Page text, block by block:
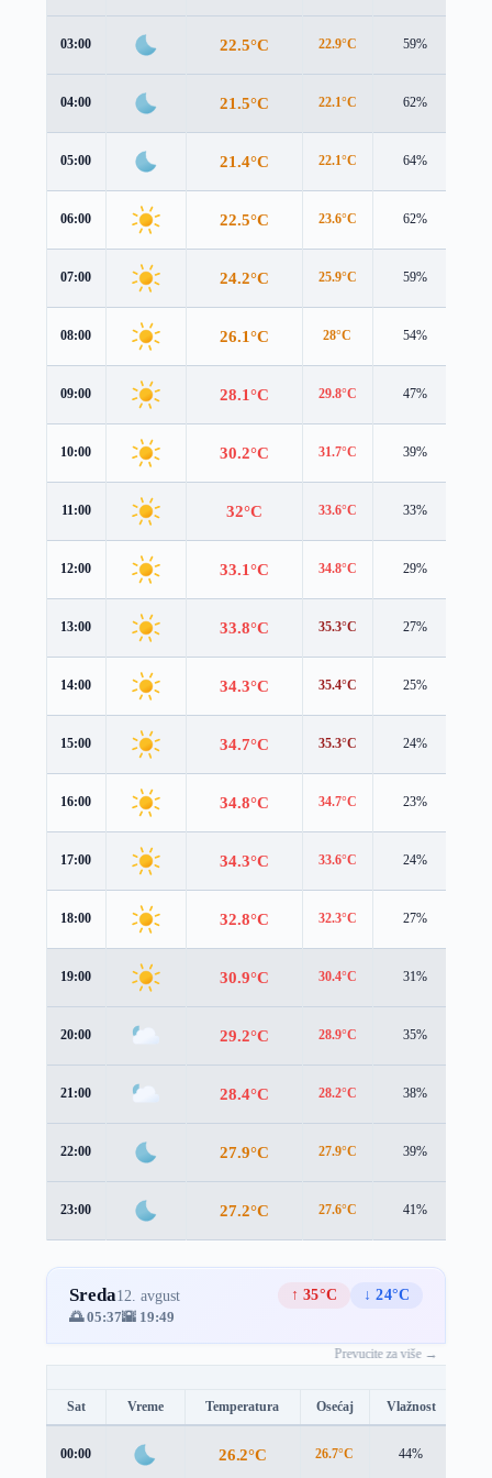
03:00 22.5°C 22.9°C 59%
04:00 21.5°C 22.1°C 62%
05:00 21.4°C 22.1°C 64%
06:00 22.5°C 23.6°C 62%
07:00 24.2°C 25.9°C 59%
08:00 26.1°C 28°C 54%
09:00 28.1°C 29.8°C 47%
10:00 30.2°C 31.7°C 39%
11:00 32°C 33.6°C 33%
12:00 33.1°C 34.8°C 29%
13:00 33.8°C 35.3°C 27%
14:00 34.3°C 35.4°C 25%
15:00 34.7°C 35.3°C 24%
16:00 34.8°C 34.7°C 23%
17:00 34.3°C 33.6°C 24%
18:00 32.8°C 32.3°C 27%
19:00 30.9°C 30.4°C 31%
20:00 29.2°C 28.9°C 35%
21:00 28.4°C 28.2°C 38%
22:00 27.9°C 27.9°C 39%
23:00 27.2°C 27.6°C 41%
Sreda12. avgust ↑ 35°C
↓ 24°C
🌅 05:37🌇 19:49
Prevucite za više →
Sat Vreme Temperatura Osećaj Vlažnost
00:00 26.2°C 26.7°C 44%